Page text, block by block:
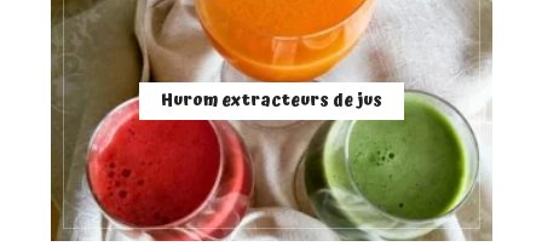
Hurom extracteurs de jus